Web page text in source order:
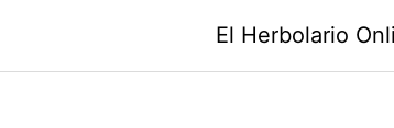
El Herbolario